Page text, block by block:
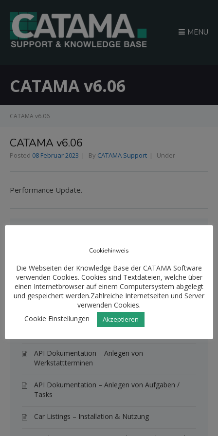
MENU
CATAMA v6.06
CATAMA v6.06
CATAMA v6.06
Posted 08 Februar 2023 By CATAMA Support Under
Performance Update.
Fahrzeug-Rückkauf
Warenwirtschaft: Die Artikel-Typen im Überblick
Kundenbenachrichtigungen – Terminbestätigung ·
Terminerinnerung · Nachricht bei Fertigstellung
API Dokumentation – Anlegen von
Werkstattterminen
API Dokumentation – Anlegen von Aufgaben /
Tasks
Car Listings – Installation & Nutzung
Cookiehinweis
Die Webseiten der Knowledge Base der CATAMA Software
verwenden Cookies. Cookies sind Textdateien, welche über
einen Internetbrowser auf einem Computersystem abgelegt
und gespeichert werden.Zahlreiche Internetseiten und Server
verwenden Cookies.
Cookie Einstellungen
Akzeptieren